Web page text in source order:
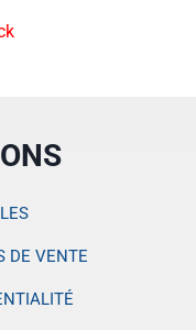
DE VENTE